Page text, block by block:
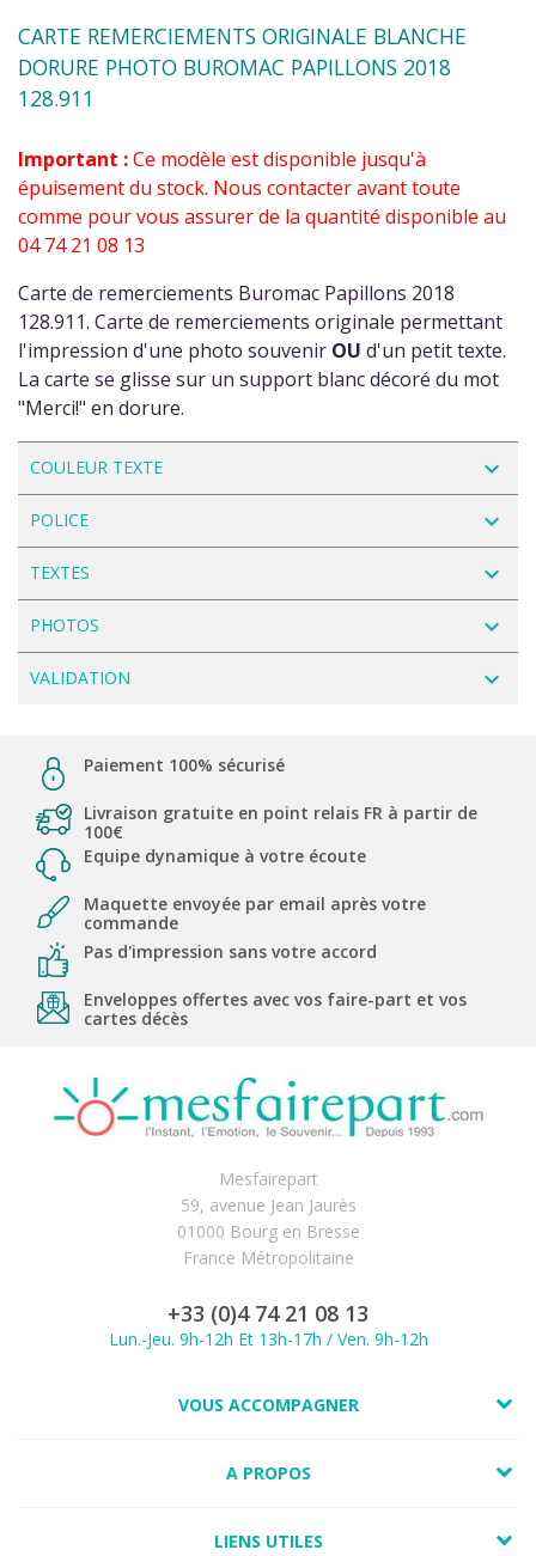
CARTE REMERCIEMENTS ORIGINALE BLANCHE
DORURE PHOTO BUROMAC PAPILLONS 2018
128.911
Important :Ce modèle est disponible jusqu'à
épuisement du stock. Nous contacter avant toute
comme pour vous assurer de la quantité disponible au
04 74 21 08 13
Carte de remerciements Buromac Papillons 2018
128.911. Carte de remerciements originale permettant
l'impression d'une photo souvenir OU d'un petit texte.
La carte se glisse sur un support blanc décoré du mot
"Merci!" en dorure.
COULEUR TEXTE navigate_next
POLICE navigate_next
TEXTES navigate_next
PHOTOS navigate_next
VALIDATION navigate_next
Paiement 100% sécurisé
Livraison gratuite en point relais FR à partir de
100€
Equipe dynamique à votre écoute
Maquette envoyée par email après votre
commande
Pas d'impression sans votre accord
Enveloppes offertes avec vos faire-part et vos
cartes décès
Mesfairepart
59, avenue Jean Jaurès
01000 Bourg en Bresse
France Métropolitaine
+33 (0)4 74 21 08 13
Lun.-Jeu. 9h-12h Et 13h-17h / Ven. 9h-12h
VOUS ACCOMPAGNER
A PROPOS
LIENS UTILES